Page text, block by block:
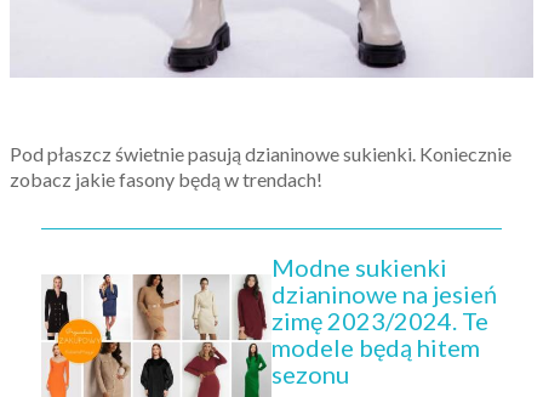
Pod płaszcz świetnie pasują dzianinowe sukienki. Koniecznie
zobacz jakie fasony będą w trendach!
Modne sukienki
dzianinowe na jesień
zimę 2023/2024. Te
modele będą hitem
sezonu